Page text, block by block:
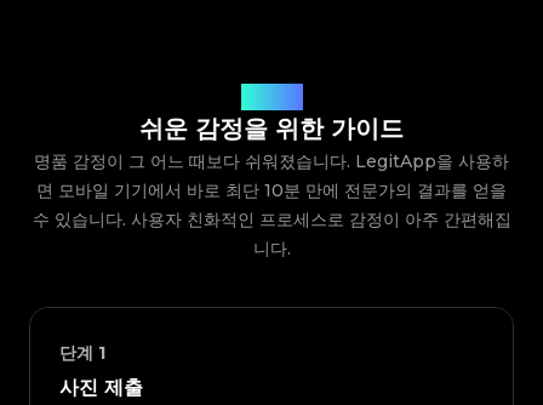
쉬운 감정을 위한 가이드
명품 감정이 그 어느 때보다 쉬워졌습니다. LegitApp을 사용하
면 모바일 기기에서 바로 최단 10분 만에 전문가의 결과를 얻을
수 있습니다. 사용자 친화적인 프로세스로 감정이 아주 간편해집
니다.
단계 1
사진 제출